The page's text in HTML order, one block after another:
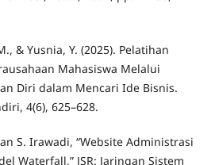
& Yusnia, Y. (2025). Pelatihan
Mahasiswa Melalui
Diri dalam Mencari Ide Bisnis.
4(6), 625–628.
S. Irawadi, “Website Administrasi
Waterfall,” JSR: Jaringan Sistem